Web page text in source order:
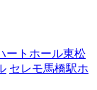
ートホール東松
セレモ馬橋駅ホ